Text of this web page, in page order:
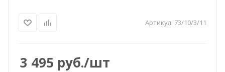
Артикул: 73/10/3/11
3 495 руб./шт